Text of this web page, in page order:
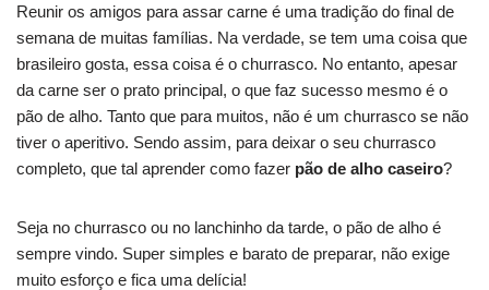
Reunir os amigos para assar carne é uma tradição do final de
semana de muitas famílias. Na verdade, se tem uma coisa que
brasileiro gosta, essa coisa é o churrasco. No entanto, apesar
da carne ser o prato principal, o que faz sucesso mesmo é o
pão de alho. Tanto que para muitos, não é um churrasco se não
tiver o aperitivo. Sendo assim, para deixar o seu churrasco
completo, que tal aprender como fazer pão de alho caseiro?
Seja no churrasco ou no lanchinho da tarde, o pão de alho é
sempre vindo. Super simples e barato de preparar, não exige
muito esforço e fica uma delícia!